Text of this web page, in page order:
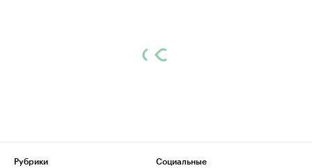
Рубрики
Социальные